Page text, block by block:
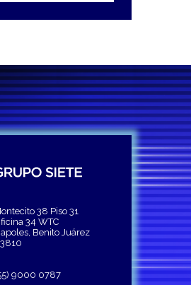
38 Piso 31
34 WTC
Benito Juárez
9000 0787